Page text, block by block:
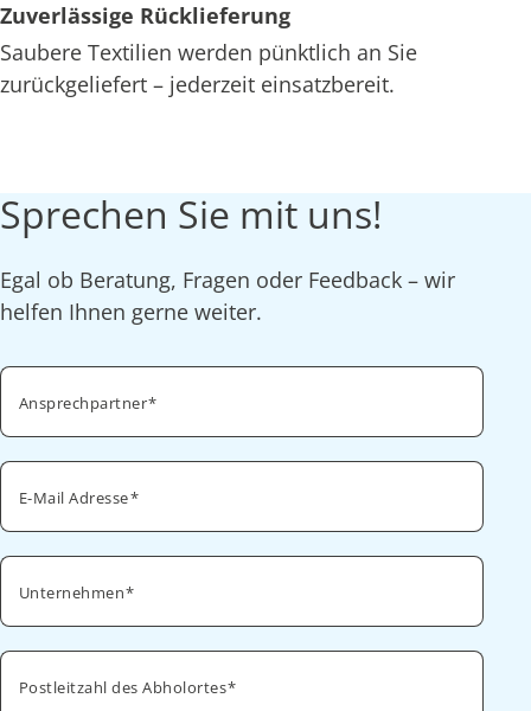
Zuverlässige Rücklieferung
Saubere Textilien werden pünktlich an Sie
zurückgeliefert – jederzeit einsatzbereit.
Sprechen Sie mit uns!
Egal ob Beratung, Fragen oder Feedback – wir
helfen Ihnen gerne weiter.
Ansprechpartner
E-Mail Adresse
Unternehmen
Postleitzahl des Abholortes